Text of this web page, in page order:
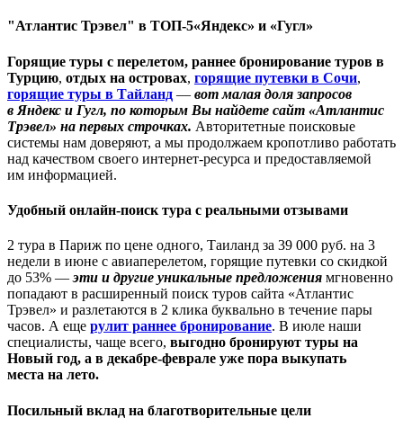
"Атлантис Трэвел" в ТОП-5«Яндекс» и «Гугл»
Горящие туры с перелетом, раннее бронирование туров в
Турцию, отдых на островах, горящие путевки в Сочи,
горящие туры в Тайланд — вот малая доля запросов
в Яндекс и Гугл, по которым Вы найдете сайт «Атлантис
Трэвел» на первых строчках. Авторитетные поисковые
системы нам доверяют, а мы продолжаем кропотливо работать
над качеством своего интернет-ресурса и предоставляемой
им информацией.
Удобный онлайн-поиск тура с реальными отзывами
2 тура в Париж по цене одного, Таиланд за 39 000 руб. на 3
недели в июне с авиаперелетом, горящие путевки со скидкой
до 53% —эти и другие уникальные предложения мгновенно
попадают в расширенный поиск туров сайта «Атлантис
Трэвел» и разлетаются в 2 клика буквально в течение пары
часов. А еще рулит раннее бронирование. В июле наши
специалисты, чаще всего, выгодно бронируют туры на
Новый год, а в декабре-феврале уже пора выкупать
места на лето.
Посильный вклад на благотворительные цели